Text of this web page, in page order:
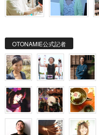
OTONAMIE公式記者